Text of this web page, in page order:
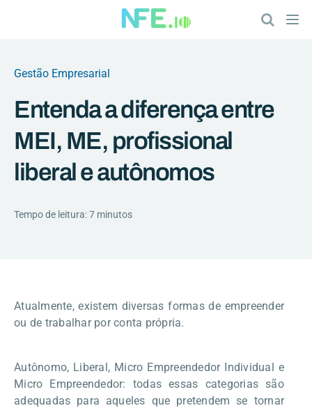
Gestão Empresarial
Entenda a diferença entre
MEI, ME, profissional
liberal e autônomos
Tempo de leitura: 7 minutos
Atualmente, existem diversas formas de empreender
ou de trabalhar por conta própria.
Autônomo, Liberal, Micro Empreendedor Individual e
Micro Empreendedor: todas essas categorias são
adequadas para aqueles que pretendem se tornar